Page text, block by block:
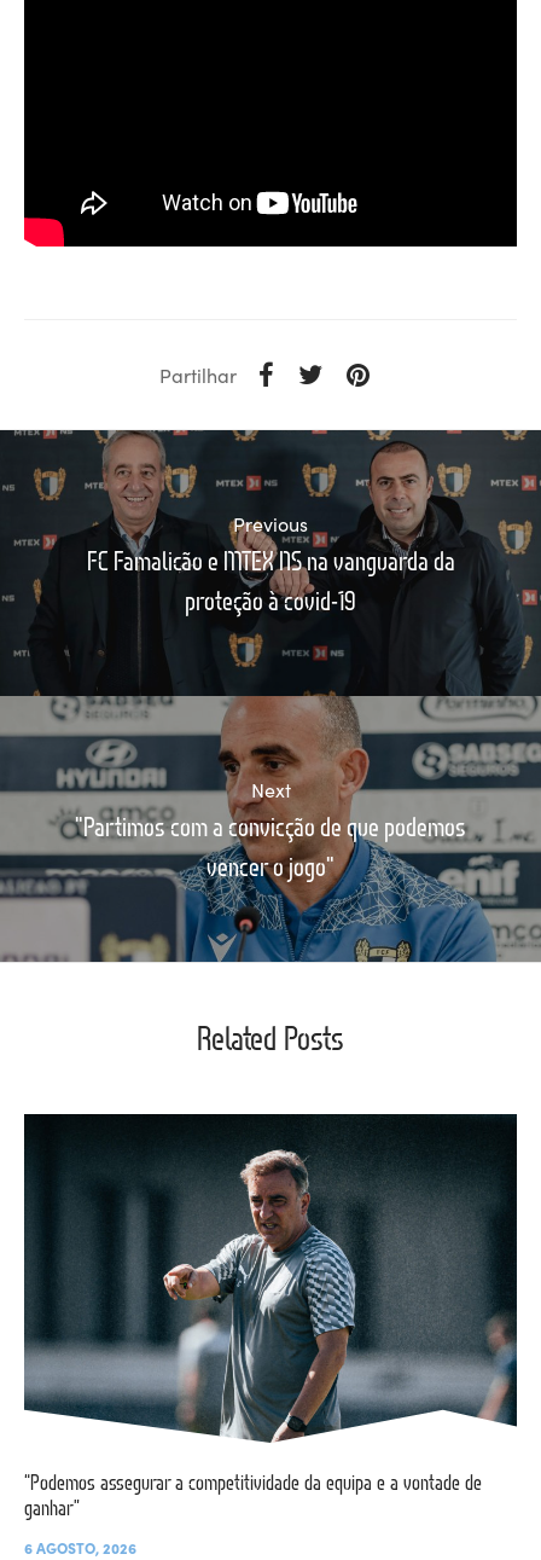
Partilhar
Previous
FC Famalicão e MTEX NS na vanguarda da
proteção à covid-19
Next
"Partimos com a convicção de que podemos
vencer o jogo"
Related Posts
“Podemos assegurar a competitividade da equipa e a vontade de
ganhar”
6 AGOSTO, 2026